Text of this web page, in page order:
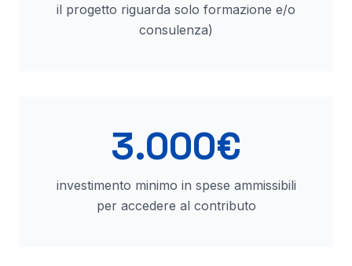
il progetto riguarda solo formazione e/o
consulenza)
3.000€
investimento minimo in spese ammissibili
per accedere al contributo